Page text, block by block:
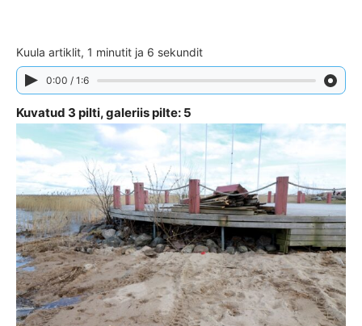
Kuula artiklit, 1 minutit ja 6 sekundit
0:00 / 1:6
Kuvatud 3 pilti, galeriis pilte: 5